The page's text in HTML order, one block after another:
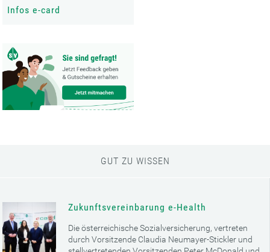
Infos e-card
GUT ZU WISSEN
Zukunftsvereinbarung e-Health
Die österreichische Sozialversicherung, vertreten
durch Vorsitzende Claudia Neumayer-Stickler und